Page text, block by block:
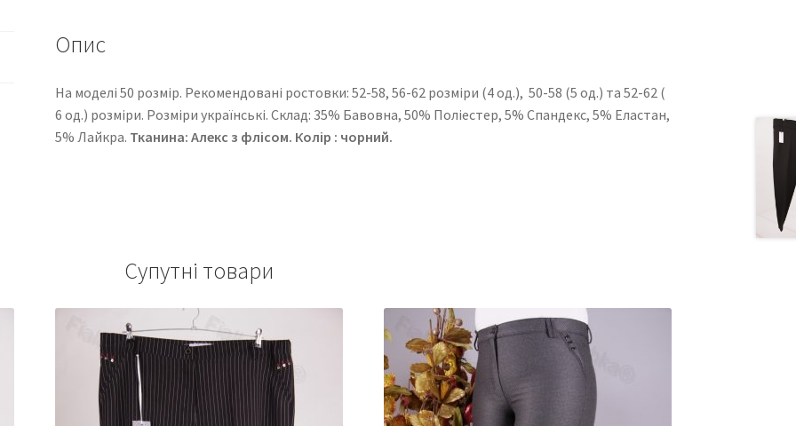
Опис
На моделі 50 розмір. Рекомендовані ростовки: 52-58, 56-62 розміри (4 од.), 50-58 (5 од.) та 52-62 (
6 од.) розміри. Розміри українські. Cклад: 35% Бавовна, 50% Поліестер, 5% Спандекс, 5% Еластан,
5% Лайкра. Тканина: Алекс з флісом. Колір : чорний.
Супутні товари